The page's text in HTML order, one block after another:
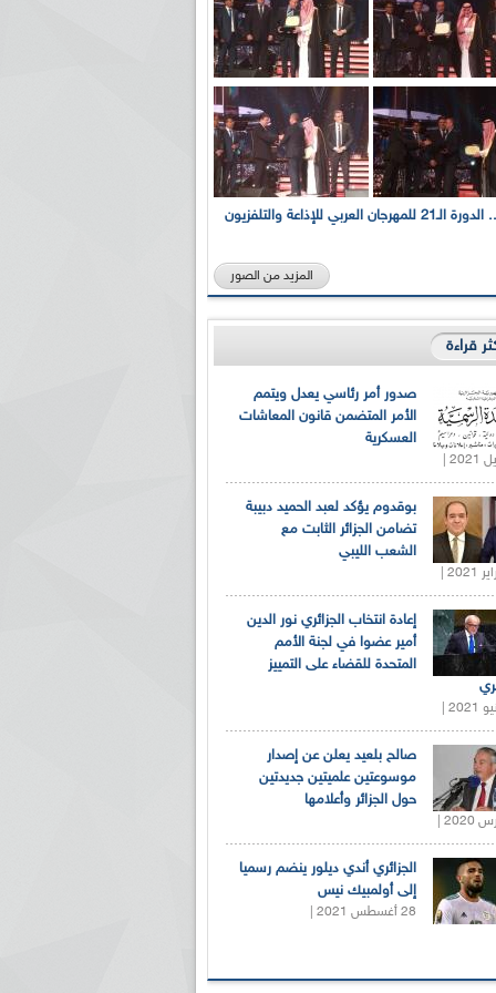
بالصور... الدورة الـ21 للمهرجان العربي للإذاعة والتلفزيون
المزيد من الصور
قراءة
صدور أمر رئاسي يعدل ويتمم
الأمر المتضمن قانون المعاشات
العسكرية
بوقدوم يؤكد لعبد الحميد دبيبة
تضامن الجزائر الثابت مع
الشعب الليبي
إعادة انتخاب الجزائري نور الدين
أمير عضوا في لجنة الأمم
المتحدة للقضاء على التمييز
صالح بلعيد يعلن عن إصدار
موسوعتين علميتين جديدتين
حول الجزائر وأعلامها
الجزائري أندي ديلور ينضم رسميا
إلى أولمبيك نيس
28 أغسطس 2021 |